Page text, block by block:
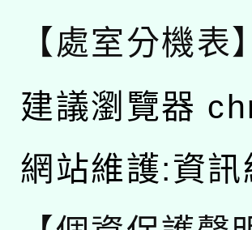
【處室分機表】
建議瀏覽器
網站維護:資訊